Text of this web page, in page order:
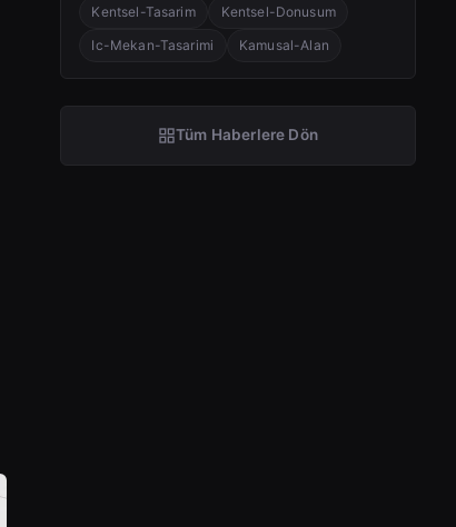
Kentsel-Tasarim
Kentsel-Donusum
Ic-Mekan-Tasarimi
Kamusal-Alan
Tüm Haberlere Dön